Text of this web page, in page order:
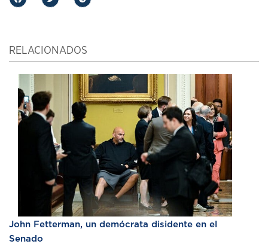
RELACIONADOS
John Fetterman, un demócrata disidente en el
Senado